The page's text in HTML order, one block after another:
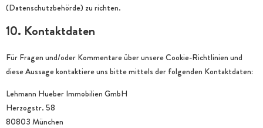
(Datenschutzbehörde) zu richten.
10. Kontaktdaten
Für Fragen und/oder Kommentare über unsere Cookie-Richtlinien und
diese Aussage kontaktiere uns bitte mittels der folgenden Kontaktdaten:
Lehmann Hueber Immobilien GmbH
Herzogstr. 58
80803 München